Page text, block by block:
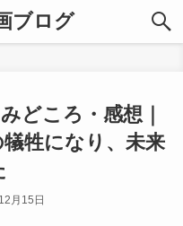
ブログ
どころ・感想｜
牲になり、未来
月15日